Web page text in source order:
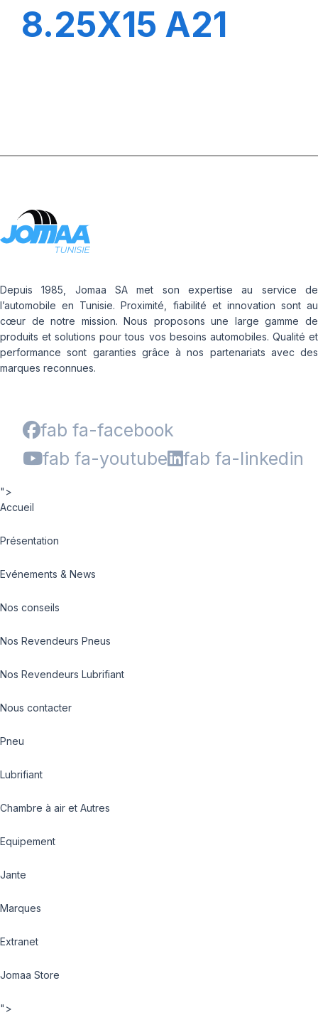
8.25X15 A21
Depuis 1985, Jomaa SA met son expertise au service de
l’automobile en Tunisie. Proximité, fiabilité et innovation sont au
cœur de notre mission. Nous proposons une large gamme de
produits et solutions pour tous vos besoins automobiles. Qualité et
performance sont garanties grâce à nos partenariats avec des
marques reconnues.
fab fa-facebook
fab fa-youtube
fab fa-linkedin
">
Accueil
Présentation
Evénements & News
Nos conseils
Nos Revendeurs Pneus
Nos Revendeurs Lubrifiant
Nous contacter
Pneu
Lubrifiant
Chambre à air et Autres
Equipement
Jante
Marques
Extranet
Jomaa Store
">